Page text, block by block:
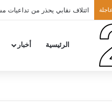
الأطباء الخواص يدعون أخنوش
الرئيسية أخبار